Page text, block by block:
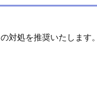
対処を推奨いたします